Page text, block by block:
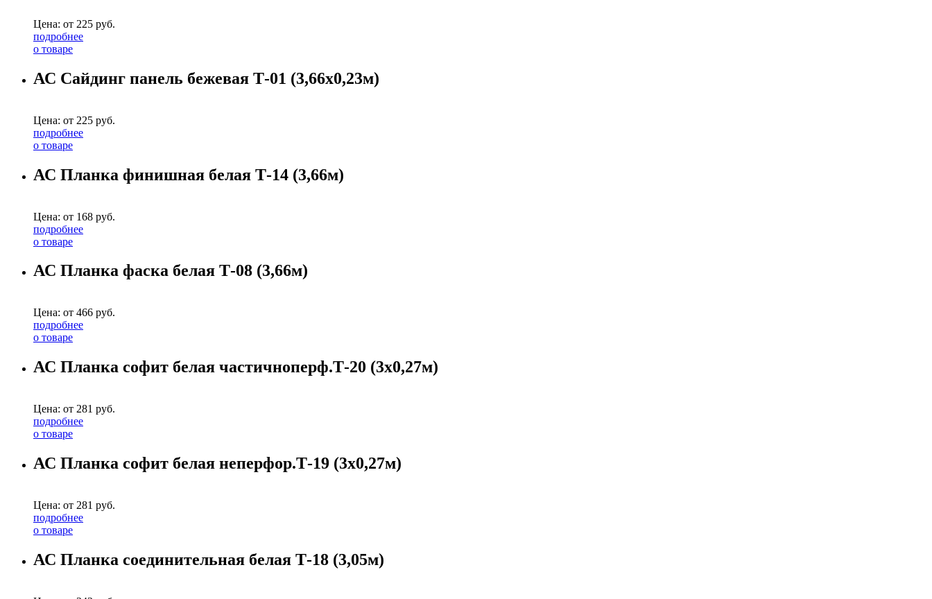
Цена: от 225 руб.
подробнее
о товаре
АС Сайдинг панель бежевая Т-01 (3,66х0,23м)
Цена: от 225 руб.
подробнее
о товаре
АС Планка финишная белая Т-14 (3,66м)
Цена: от 168 руб.
подробнее
о товаре
АС Планка фаска белая Т-08 (3,66м)
Цена: от 466 руб.
подробнее
о товаре
АС Планка софит белая частичноперф.Т-20 (3х0,27м)
Цена: от 281 руб.
подробнее
о товаре
АС Планка софит белая неперфор.Т-19 (3х0,27м)
Цена: от 281 руб.
подробнее
о товаре
АС Планка соединительная белая Т-18 (3,05м)